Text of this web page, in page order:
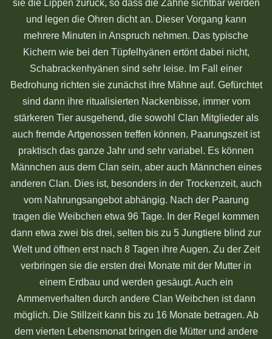
sie die Lippen zurück, so dass die Zähne sichtbar werden
und legen die Ohren dicht an. Dieser Vorgang kann
mehrere Minuten in Anspruch nehmen. Das typische
Kichern wie bei den Tüpfelhyänen ertönt dabei nicht,
Schabrackenhyänen sind sehr leise. Im Fall einer
Bedrohung richten sie zunächst ihre Mähne auf. Gefürchtet
sind dann ihre ritualisierten Nackenbisse, immer vom
stärkeren Tier ausgehend, die sowohl Clan Mitglieder als
auch fremde Artgenossen treffen können. Paarungszeit ist
praktisch das ganze Jahr und sehr variabel. Es können
Männchen aus dem Clan sein, aber auch Männchen eines
anderen Clan. Dies ist, besonders in der Trockenzeit, auch
vom Nahrungsangebot abhängig. Nach der Paarung
tragen die Weibchen etwa 96 Tage. In der Regel kommen
dann etwa zwei bis drei, selten bis zu 5 Jungtiere blind zur
Welt und öffnen erst nach 8 Tagen ihre Augen. Zu der Zeit
verbringen sie die ersten drei Monate mit der Mutter in
einem Erdbau und werden gesäugt. Auch ein
Ammenverhalten durch andere Clan Weibchen ist dann
möglich. Die Stillzeit kann bis zu 16 Monate betragen. Ab
dem vierten Lebensmonat bringen die Mütter und andere